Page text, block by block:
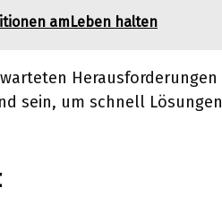
amLeben halten
Herausforderungen
sein, um schnell Lösungen